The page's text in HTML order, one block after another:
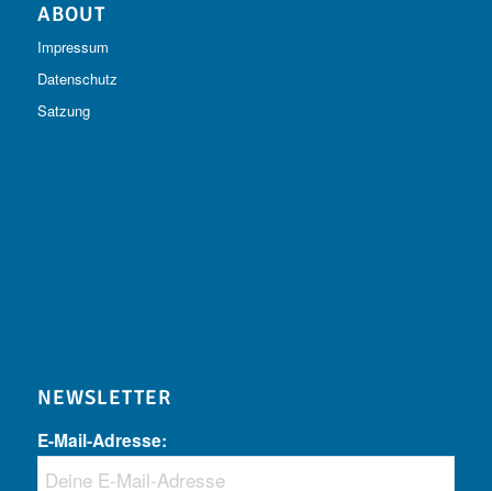
ABOUT
Impressum
Datenschutz
Satzung
NEWSLETTER
E-Mail-Adresse: